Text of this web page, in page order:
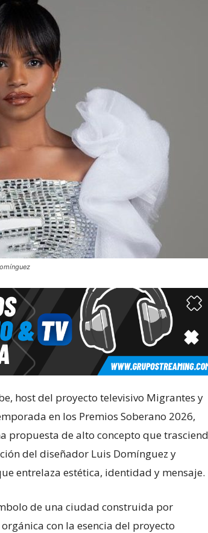
host del proyecto televisivo Migrantes y
en los Premios Soberano 2026,
propuesta de alto concepto que
del diseñador Luis Domínguez y
entrelaza estética, identidad y mensaje.
de una ciudad construida por
con la esencia del proyecto